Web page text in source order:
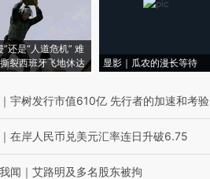
”还是“人道危机” 难
裂西班牙飞地休达
显影｜瓜农的漫长等待
｜ 宇树发行市值610亿 先行者的加速和考验
｜ 在岸人民币兑美元汇率连日升破6.75
闻 ｜ 艾路明及多名股东被拘